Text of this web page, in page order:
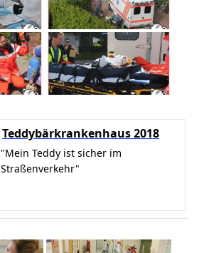
Teddybärkrankenhaus 2018
"Mein Teddy ist sicher im
Straßenverkehr"